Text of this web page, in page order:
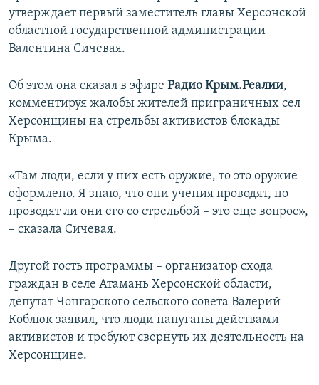
утверждает первый заместитель главы Херсонской
областной государственной администрации
Валентина Сичевая.
Об этом она сказал в эфире Радио Крым.Реалии,
комментируя жалобы жителей приграничных сел
Херсонщины на стрельбы активистов блокады
Крыма.
«Там люди, если у них есть оружие, то это оружие
оформлено. Я знаю, что они учения проводят, но
проводят ли они его со стрельбой – это еще вопрос»,
– сказала Сичевая.
Другой гость программы – организатор схода
граждан в селе Атамань Херсонской области,
депутат Чонгарского сельского совета Валерий
Коблюк заявил, что люди напуганы действами
активистов и требуют свернуть их деятельность на
Херсонщине.